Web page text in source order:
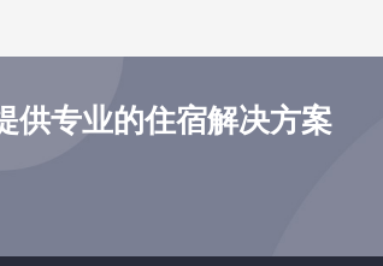
供专业的住宿解决方案